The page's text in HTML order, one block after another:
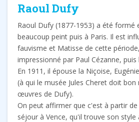
Raoul Dufy
Raoul Dufy (1877-1953) a été formé
beaucoup peint puis à Paris. Il est
fauvisme et Matisse de cette
impressionné par Paul Cézanne,
En 1911, il épouse la Niçoise,
(à qui le musée Jules Cheret doit
œuvres de Dufy).
On peut affirmer que c'est à partir
séjour à Vence, qu'il trouve son style